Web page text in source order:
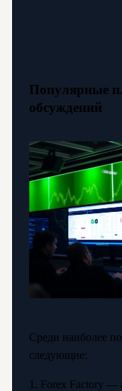
Популярные
обсуждений
Среди наиболее
следующие:
1. Forex Factory —